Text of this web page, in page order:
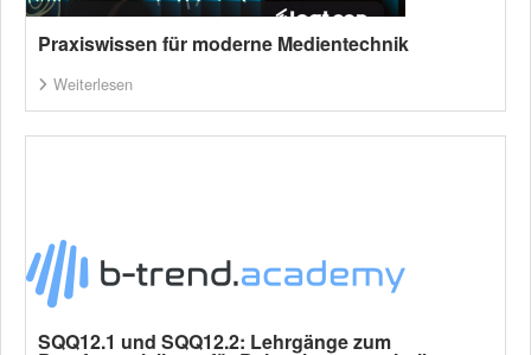
Praxiswissen für moderne Medientechnik
Weiterlesen
SQQ12.1 und SQQ12.2: Lehrgänge zum